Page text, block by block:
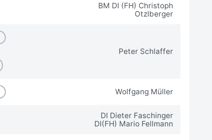
BM DI (FH) Christoph
Otzlberger
Peter Schlaffer
Wolfgang Müller
DI Dieter Faschinger
DI(FH) Mario Fellmann